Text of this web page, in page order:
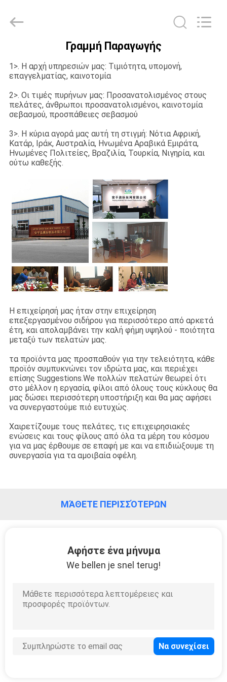
ΠΡΟΪΌΝΤΑ
ΠΕΡΊΠΟΥ
ΕΜΕΊΣ
ΓΎΡΟΣ
ΕΡΓΟΣΤΑΣΊΩΝ
ΠΟΙΟΤΙΚΌΣ
ΈΛΕΓΧΟΣ
ΜΑΣ
ΕΛΆΤΕ
ΕΠΑΦΉ
ΜΕ
ΖΗΤΉΣΤΕ
ΈΝΑ
ΑΠΌΣΠΑΣΜΑ
ΕΙΔΉΣΕΙΣ
Copyright
Rights
Reserved.
ECER
Γραμμή Παραγωγής
1>. Η αρχή υπηρεσιών μας: Τιμιότητα, υπομονή,
επαγγελματίας, καινοτομία
2>. Οι τιμές πυρήνων μας: Προσανατολισμένος στους
πελάτες, άνθρωποι προσανατολισμένοι, καινοτομία
σεβασμού, προσπάθειες σεβασμού
3>. Η κύρια αγορά μας αυτή τη στιγμή: Νότια Αφρική,
Κατάρ, Ιράκ, Αυστραλία, Ηνωμένα Αραβικά Εμιράτα,
Ηνωμένες Πολιτείες, Βραζιλία, Τουρκία, Νιγηρία, και
ούτω καθεξής.
Η επιχείρησή μας ήταν στην επιχείρηση
επεξεργασμένου σιδήρου για περισσότερο από αρκετά
έτη, και απολαμβάνει την καλή φήμη υψηλού - ποιότητα
μεταξύ των πελατών μας.
τα προϊόντα μας προσπαθούν για την τελειότητα, κάθε
προϊόν συμπυκνώνει τον ιδρώτα μας, και περιέχει
επίσης Suggestions.We πολλών πελατών θεωρεί ότι
στο μέλλον η εργασία, φίλοι από όλους τους κύκλους θα
μας δώσει περισσότερη υποστήριξη και θα μας αφήσει
να συνεργαστούμε πιό ευτυχώς.
Χαιρετίζουμε τους πελάτες, τις επιχειρησιακές
ενώσεις και τους φίλους από όλα τα μέρη του κόσμου
για να μας έρθουμε σε επαφή με και να επιδιώξουμε τη
συνεργασία για τα αμοιβαία οφέλη.
ΜΆΘΕΤΕ ΠΕΡΙΣΣΌΤΕΡΩΝ
Αφήστε ένα μήνυμα
We bellen je snel terug!